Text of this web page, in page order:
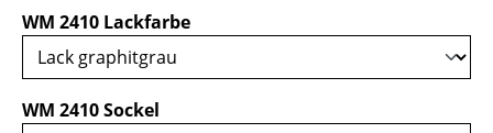
WM 2410 Lackfarbeauswählen
WM 2410 Sockel